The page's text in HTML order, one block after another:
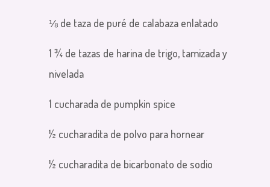
⅛ de taza de puré de calabaza enlatado
1 ¾ de tazas de harina de trigo, tamizada y
nivelada
1 cucharada de pumpkin spice
½ cucharadita de polvo para hornear
½ cucharadita de bicarbonato de sodio